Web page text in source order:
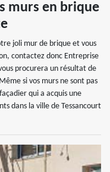
murs en brique
joli mur de brique et vous
contactez donc Entreprise
procurera un résultat de
si vos murs ne sont pas
qui a acquis une
dans la ville de Tessancourt